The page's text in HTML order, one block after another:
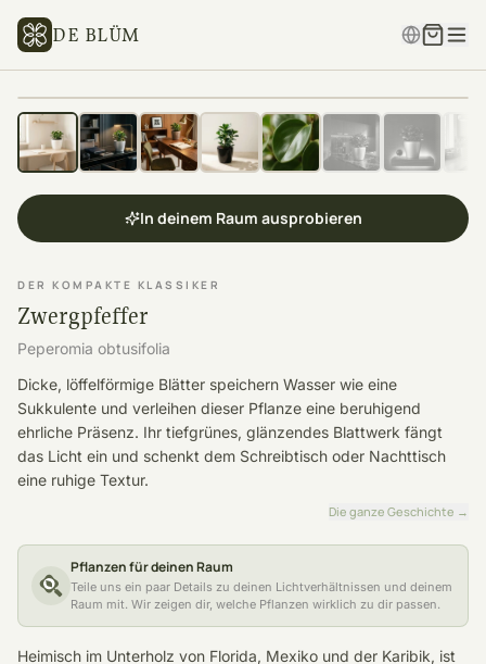
DE BLÜM
In deinem Raum ausprobieren
DER KOMPAKTE KLASSIKER
Zwergpfeffer
Peperomia obtusifolia
Dicke, löffelförmige Blätter speichern Wasser wie eine
Sukkulente und verleihen dieser Pflanze eine beruhigend
ehrliche Präsenz. Ihr tiefgrünes, glänzendes Blattwerk fängt
das Licht ein und schenkt dem Schreibtisch oder Nachttisch
eine ruhige Textur.
Die ganze Geschichte →
Pflanzen für deinen Raum
Teile uns ein paar Details zu deinen Lichtverhältnissen und deinem
Raum mit. Wir zeigen dir, welche Pflanzen wirklich zu dir passen.
Heimisch im Unterholz von Florida, Mexiko und der Karibik, ist